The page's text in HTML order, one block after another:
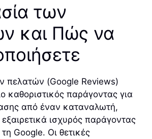
των
και Πώς να
πελατών (Google Reviews)
καθοριστικός παράγοντας για
από έναν καταναλωτή,
ισχυρός παράγοντας
Google. Οι θετικές